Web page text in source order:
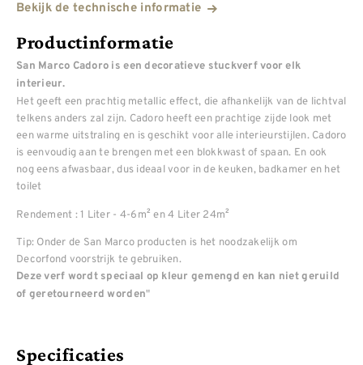
Bekijk de technische informatie
Productinformatie
San Marco Cadoro is een decoratieve stuckverf voor elk
interieur.
Het geeft een prachtig metallic effect, die afhankelijk van de lichtval
telkens anders zal zijn. Cadoro heeft een prachtige zijde look met
een warme uitstraling en is geschikt voor alle interieurstijlen. Cadoro
is eenvoudig aan te brengen met een blokkwast of spaan. En ook
nog eens afwasbaar, dus ideaal voor in de keuken, badkamer en het
toilet
Rendement : 1 Liter - 4-6m² en 4 Liter 24m²
Tip: Onder de San Marco producten is het noodzakelijk om
Decorfond voorstrijk te gebruiken.
Deze verf wordt speciaal op kleur gemengd en kan niet geruild
of geretourneerd worden"
Specificaties